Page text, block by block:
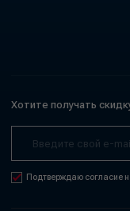
Хотите получать
Подтверждаю согласие